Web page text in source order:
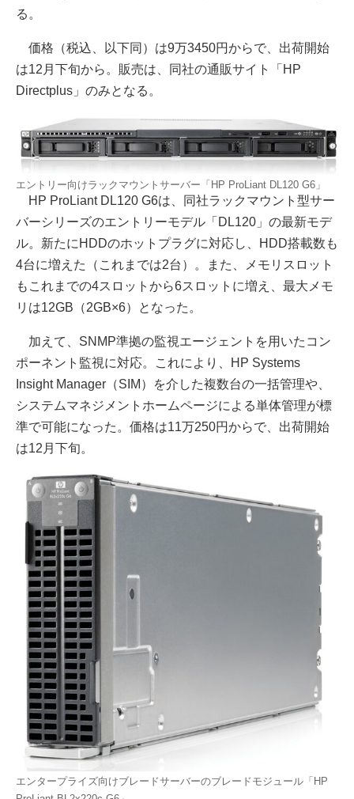
る。
価格（税込、以下同）は9万3450円からで、出荷開始
は12月下旬から。販売は、同社の通販サイト「HP
Directplus」のみとなる。
エントリー向けラックマウントサーバー「HP ProLiant DL120 G6」
HP ProLiant DL120 G6は、同社ラックマウント型サー
バーシリーズのエントリーモデル「DL120」の最新モデ
ル。新たにHDDのホットプラグに対応し、HDD搭載数も
4台に増えた（これまでは2台）。また、メモリスロット
もこれまでの4スロットから6スロットに増え、最大メモ
リは12GB（2GB×6）となった。
加えて、SNMP準拠の監視エージェントを用いたコン
ポーネント監視に対応。これにより、HP Systems
Insight Manager（SIM）を介した複数台の一括管理や、
システムマネジメントホームページによる単体管理が標
準で可能になった。価格は11万250円からで、出荷開始
は12月下旬。
エンタープライズ向けブレードサーバーのブレードモジュール「HP